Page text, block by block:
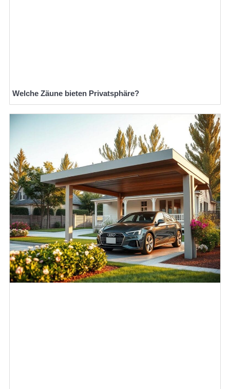
Welche Zäune bieten Privatsphäre?